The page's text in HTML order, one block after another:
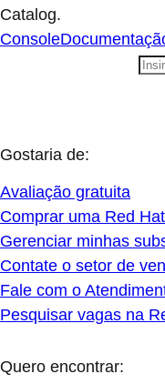
Catalog.
Console
Gostaria de:
Avaliação gratuita
Comprar uma Red
Gerenciar minhas
Contate o setor de
Fale com o
Pesquisar vagas na
Quero encontrar: